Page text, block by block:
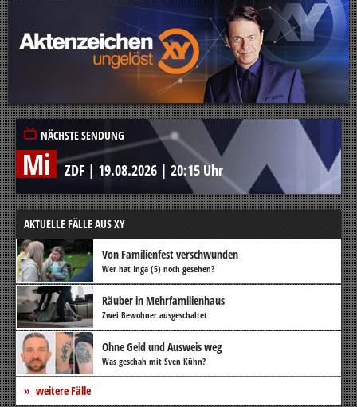
NÄCHSTE SENDUNG
Mi ZDF | 19.08.2026 | 20:15 Uhr
AKTUELLE FÄLLE AUS XY
Von Familienfest verschwunden
Wer hat Inga (5) noch gesehen?
Räuber in Mehrfamilienhaus
Zwei Bewohner ausgeschaltet
Ohne Geld und Ausweis weg
Was geschah mit Sven Kühn?
weitere Fälle